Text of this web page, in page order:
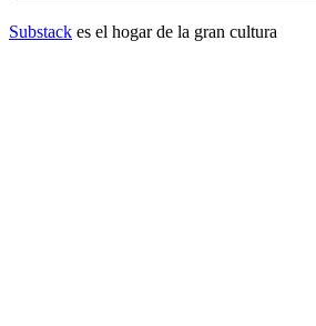
Substack es el hogar de la gran cultura